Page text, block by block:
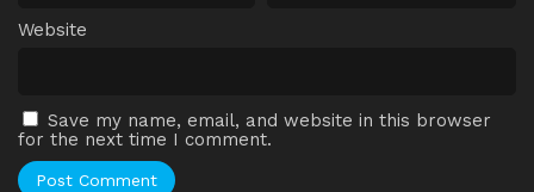
Website
Save my name, email, and website in this browser
for the next time I comment.